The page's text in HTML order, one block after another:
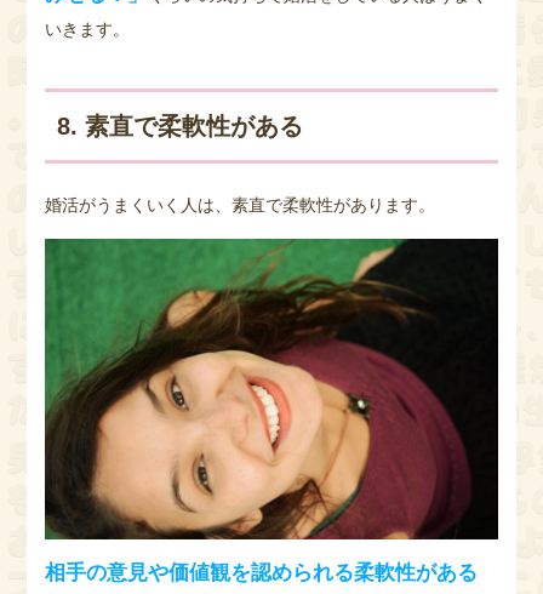
いきます。
8. 素直で柔軟性がある
婚活がうまくいく人は、素直で柔軟性があります。
相手の意見や価値観を認められる柔軟性がある